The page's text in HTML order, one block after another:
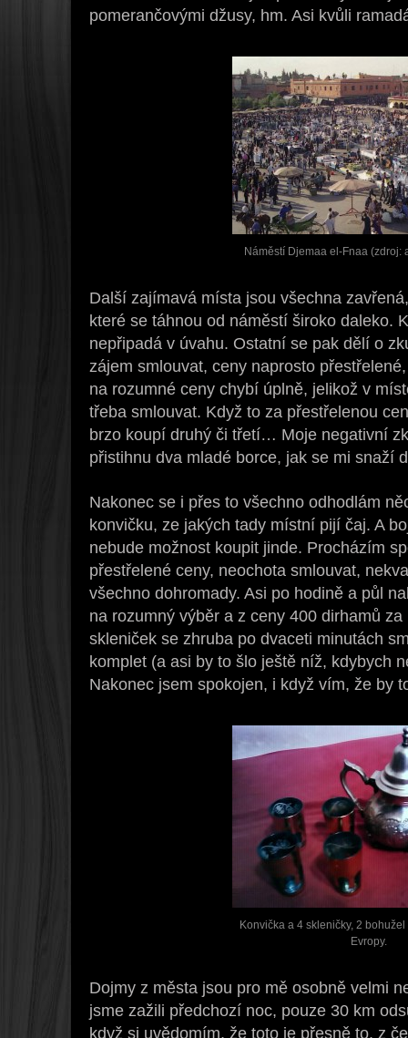
pomerančovými džusy, hm. Asi kvůli
Náměstí Djemaa el-Fnaa (zdroj:
Další zajímavá místa jsou všechna
které se táhnou od náměstí široko daleko.
nepřipadá v úvahu. Ostatní se pak dělí o
zájem smlouvat, ceny naprosto
na rozumné ceny chybí úplně, jelikož v
třeba smlouvat. Když to za přestřelenou
brzo koupí druhý či třetí… Moje negativní
přistihnu dva mladé borce, jak se mi snaží
Nakonec se i přes to všechno odhodlám
konvičku, ze jakých tady místní pijí čaj. A
nebude možnost koupit jinde. Procházím
přestřelené ceny, neochota smlouvat,
všechno dohromady. Asi po hodině a půl
na rozumný výběr a z ceny 400 dirhamů
skleniček se zhruba po dvaceti minutách
komplet (a asi by to šlo ještě níž, kdybych
Nakonec jsem spokojen, i když vím, že by
Konvička a 4 skleničky, 2
Evropy.
Dojmy z města jsou pro mě osobně velmi
jsme zažili předchozí noc, pouze 30 km
když si uvědomím, že toto je přesně to, z